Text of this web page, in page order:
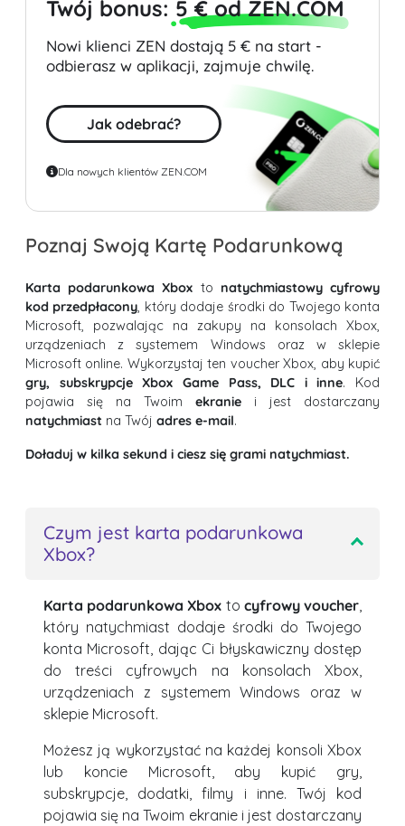
Twój bonus: 5 € od ZEN.COM
Nowi klienci ZEN dostają 5 € na start -
odbierasz w aplikacji, zajmuje chwilę.
Jak odebrać?
Dla nowych klientów ZEN.COM
Poznaj Swoją Kartę Podarunkową
Karta podarunkowa Xbox to natychmiastowy cyfrowy
kod przedpłacony, który dodaje środki do Twojego konta
Microsoft, pozwalając na zakupy na konsolach Xbox,
urządzeniach z systemem Windows oraz w sklepie
Microsoft online. Wykorzystaj ten voucher Xbox, aby kupić
gry, subskrypcje Xbox Game Pass, DLC i inne. Kod
pojawia się na Twoim ekranie i jest dostarczany
natychmiast na Twój adres e-mail.
Doładuj w kilka sekund i ciesz się grami natychmiast.
Czym jest karta podarunkowa
Xbox?
Karta podarunkowa Xbox to cyfrowy voucher,
który natychmiast dodaje środki do Twojego
konta Microsoft, dając Ci błyskawiczny dostęp
do treści cyfrowych na konsolach Xbox,
urządzeniach z systemem Windows oraz w
sklepie Microsoft.
Możesz ją wykorzystać na każdej konsoli Xbox
lub koncie Microsoft, aby kupić gry,
subskrypcje, dodatki, filmy i inne. Twój kod
pojawia się na Twoim ekranie i jest dostarczany